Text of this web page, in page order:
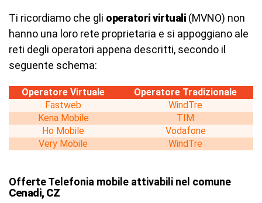
Ti ricordiamo che gli operatori virtuali (MVNO) non
hanno una loro rete proprietaria e si appoggiano ale
reti degli operatori appena descritti, secondo il
seguente schema:
Operatore Virtuale
Operatore Tradizionale
Fastweb
WindTre
Kena Mobile
TIM
Ho Mobile
Vodafone
Very Mobile
WindTre
Offerte Telefonia mobile attivabili nel comune
Cenadi, CZ